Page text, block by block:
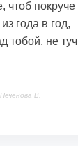
чтоб покруче
года в год,
тобой, не
В.